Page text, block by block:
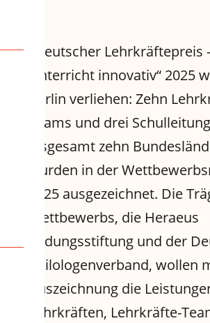
„Deutscher Lehrkräftepreis
Unterricht innovativ“ 2025
Berlin verliehen: Zehn
Teams und drei
insgesamt zehn
wurden in der
2025 ausgezeichnet. Die
Wettbewerbs, die Heraeus
Bildungsstiftung und der
Philologenverband, wollen
Auszeichnung die
Lehrkräften, Lehrkräfte-